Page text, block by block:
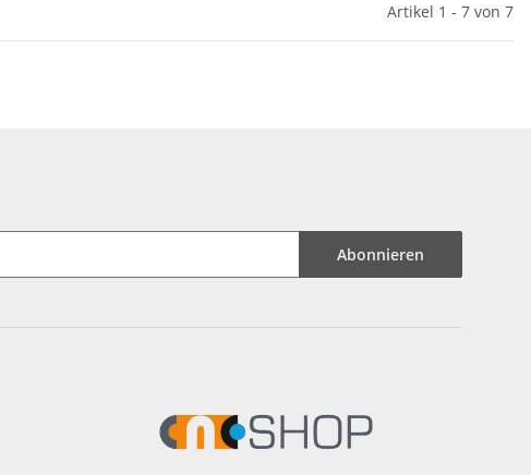
Artikel 1 - 7 von 7
Abonnieren